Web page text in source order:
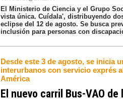
El Ministerio de Ciencia y el Grupo
vista única. Cuídala', distribuyendo
eclipse del 12 de agosto. Se busca
inclusión para personas con
Desde este 3 de agosto, se inicia
interurbanos con servicio exprés
América
El nuevo carril Bus-VAO